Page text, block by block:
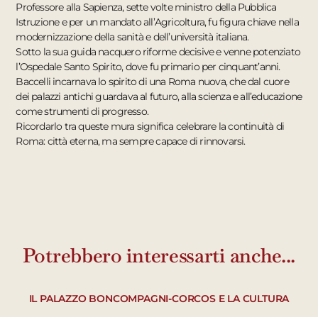
Professore alla Sapienza, sette volte ministro della Pubblica
Istruzione e per un mandato all’Agricoltura, fu figura chiave nella
modernizzazione della sanità e dell’università italiana.
Sotto la sua guida nacquero riforme decisive e venne potenziato
l’Ospedale Santo Spirito, dove fu primario per cinquant’anni.
Baccelli incarnava lo spirito di una Roma nuova, che dal cuore
dei palazzi antichi guardava al futuro, alla scienza e all’educazione
come strumenti di progresso.
Ricordarlo tra queste mura significa celebrare la continuità di
Roma: città eterna, ma sempre capace di rinnovarsi.
Potrebbero interessarti anche...
IL PALAZZO BONCOMPAGNI-CORCOS E LA CULTURA